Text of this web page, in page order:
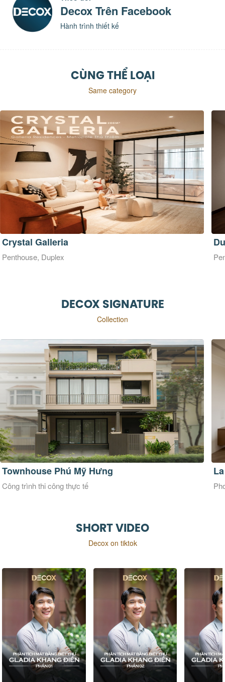
Decox Trên Facebook
Hành trình thiết kế
CÙNG THỂ LOẠI
Same category
Duplex Zeit River
Penthouse, Duplex
DECOX SIGNATURE
Collection
La Maison Douce
Phong cách thiết kế Đương đại
SHORT VIDEO
Decox on tiktok